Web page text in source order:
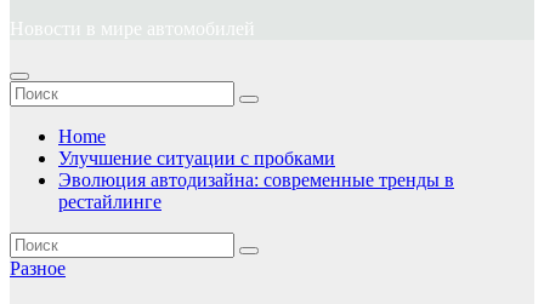
Новости в мире автомобилей
Home
Улучшение ситуации с пробками
Эволюция автодизайна: современные тренды в
рестайлинге
Разное